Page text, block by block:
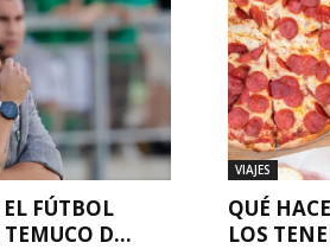
FÚTBOL
D...
VIAJES
QUÉ
LOS